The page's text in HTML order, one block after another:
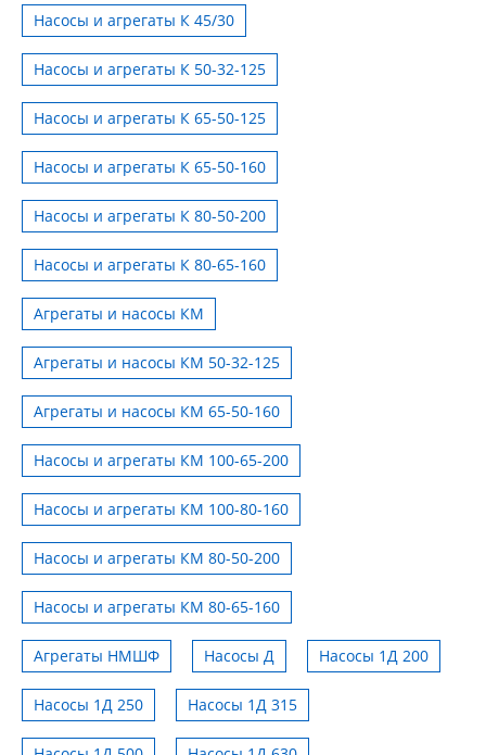
Насосы и агрегаты К 45/30
Насосы и агрегаты К 50-32-125
Насосы и агрегаты К 65-50-125
Насосы и агрегаты К 65-50-160
Насосы и агрегаты К 80-50-200
Насосы и агрегаты К 80-65-160
Агрегаты и насосы КМ
Агрегаты и насосы КМ 50-32-125
Агрегаты и насосы КМ 65-50-160
Насосы и агрегаты КМ 100-65-200
Насосы и агрегаты КМ 100-80-160
Насосы и агрегаты КМ 80-50-200
Насосы и агрегаты КМ 80-65-160
Агрегаты НМШФ Насосы Д Насосы 1Д 200
Насосы 1Д 250 Насосы 1Д 315